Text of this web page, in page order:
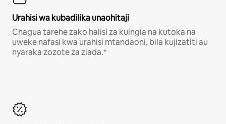
Urahisi wa kubadilika unaohitaji
Chagua tarehe zako halisi za kuingia na kutoka na
uweke nafasi kwa urahisi mtandaoni, bila kujizatiti au
nyaraka zozote za ziada.*